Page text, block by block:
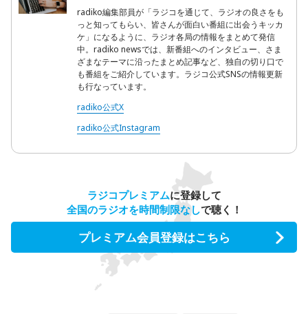
radiko編集部員が「ラジコを通じて、ラジオの良さをも
っと知ってもらい、皆さんが面白い番組に出会うキッカ
ケ」になるように、ラジオ各局の情報をまとめて発信
中。radiko newsでは、新番組へのインタビュー、さま
ざまなテーマに沿ったまとめ記事など、独自の切り口で
も番組をご紹介しています。ラジコ公式SNSの情報更新
も行なっています。
radiko公式X
radiko公式Instagram
ラジコプレミアムに登録して
全国のラジオを時間制限なしで聴く！
プレミアム会員登録はこちら